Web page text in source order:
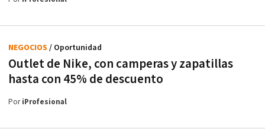
Outlet de Nike, con camperas y zapatillas
hasta con 45% de descuento
NEGOCIOS / Oportunidad
PoriProfesional